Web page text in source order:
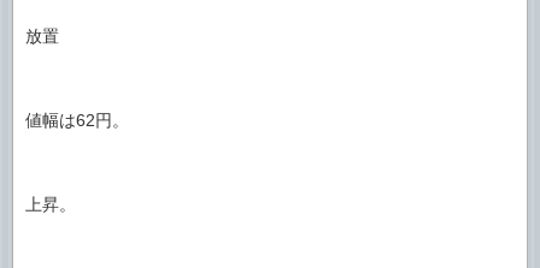
放置
値幅は62円。
上昇。